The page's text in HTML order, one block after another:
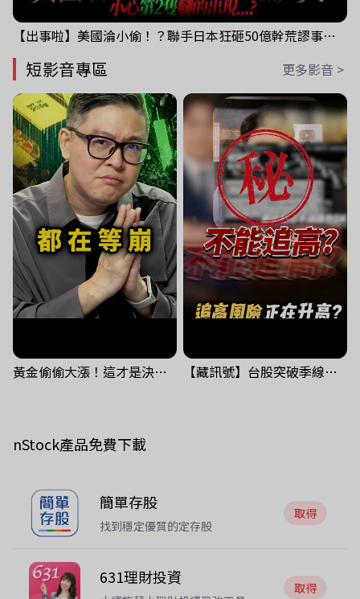
【出事啦】美國淪小偷！？聯手日本狂砸50億幹荒謬事！美元急殺黃金噴發，外資準備血洗台股！？｜ Mr.永年 李｜ 盤後講股 Mr.永年 李 2026 / 08 / 06
短影音專區 更多影音 >
黃金偷偷大漲！這才是決定台股生死的「真風向球」！｜Mr.Jimmy高志銘 #黃金 #美元指數 #聯準會 【藏訊號】台股突破季線，週一我提醒了這個關鍵訊號
nStock產品免費下載
簡單存股
找到穩定優質的定存股
取得
631理財投資
取得